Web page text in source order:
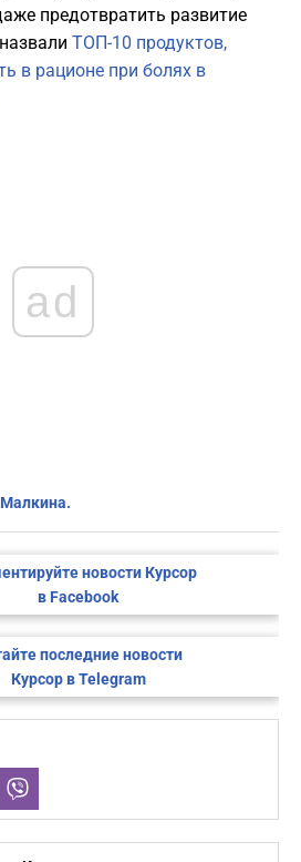
предотвратить развитие
ТОП-10 продуктов,
в рационе при болях в
ad
новости Курсор
в Facebook
последние новости
Курсор в Telegram